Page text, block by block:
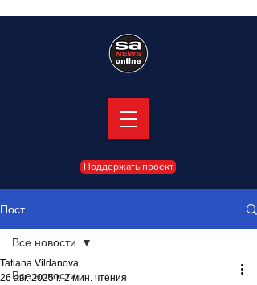
Поддержать проект
Пост
Все новости
Все новости
Tatiana Vildanova
26 авг. 2025 г. 2 мин. чтения